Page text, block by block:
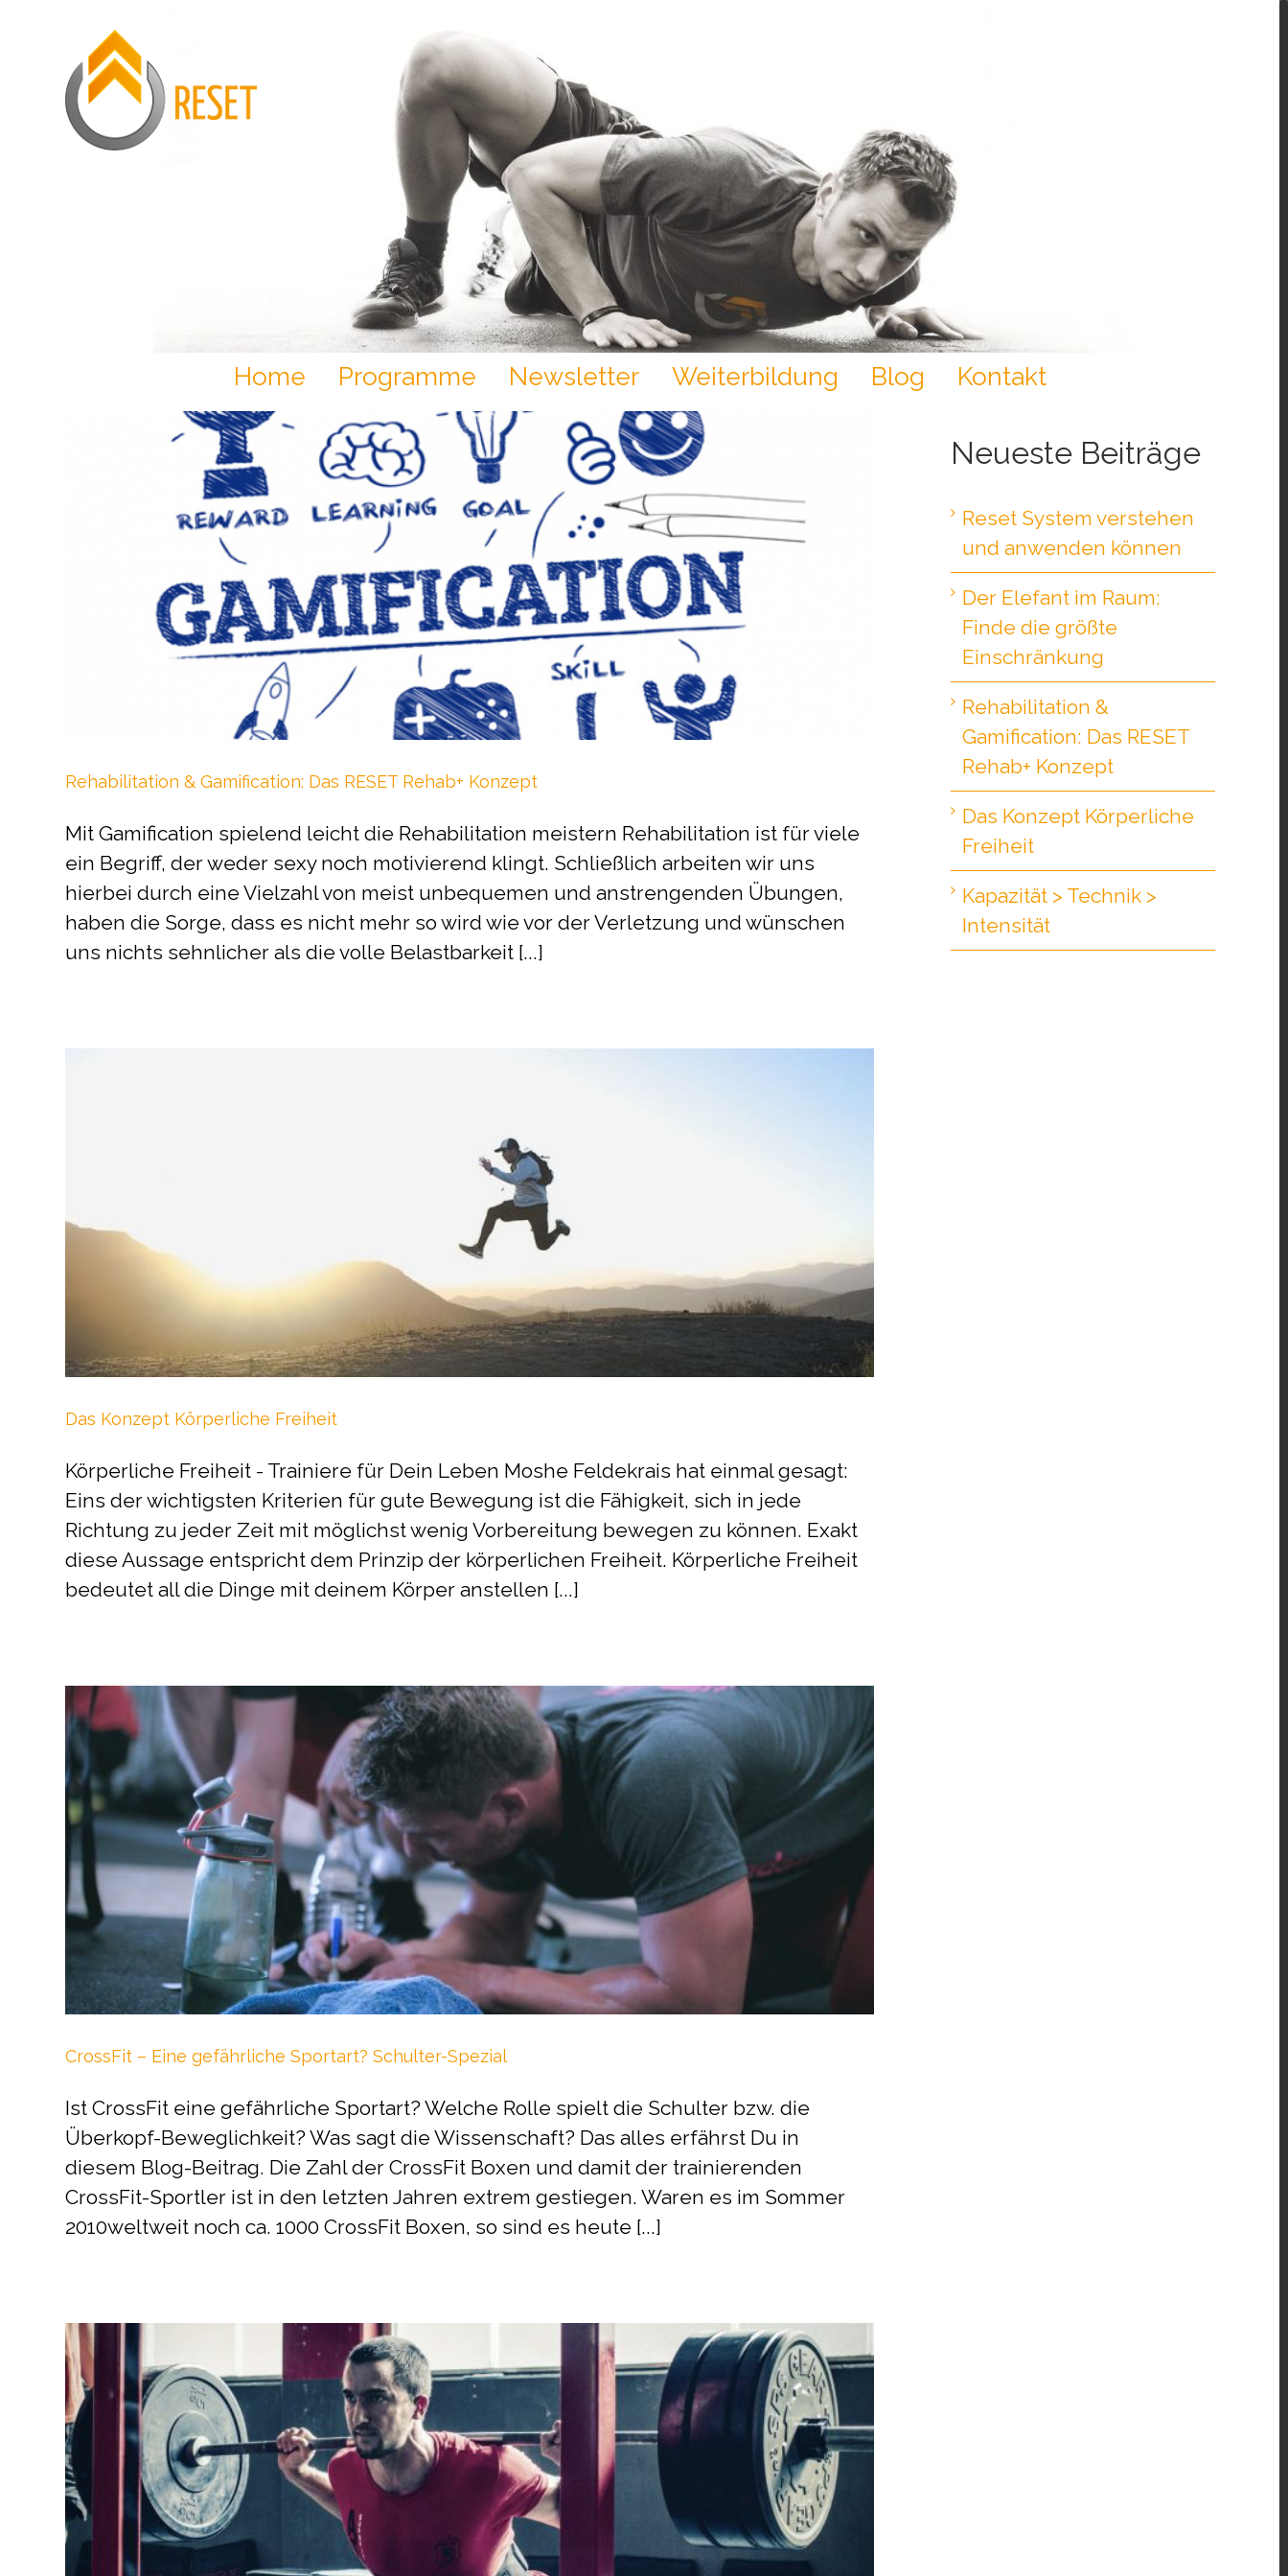
Home Programme Newsletter Weiterbildung Blog Kontakt
Rehabilitation & Gamification: Das RESET Rehab+ Konzept
Mit Gamification spielend leicht die Rehabilitation meistern Rehabilitation ist für viele
ein Begriff, der weder sexy noch motivierend klingt. Schließlich arbeiten wir uns
hierbei durch eine Vielzahl von meist unbequemen und anstrengenden Übungen,
haben die Sorge, dass es nicht mehr so wird wie vor der Verletzung und wünschen
uns nichts sehnlicher als die volle Belastbarkeit [...]
Das Konzept Körperliche Freiheit
Körperliche Freiheit - Trainiere für Dein Leben Moshe Feldekrais hat einmal gesagt:
Eins der wichtigsten Kriterien für gute Bewegung ist die Fähigkeit, sich in jede
Richtung zu jeder Zeit mit möglichst wenig Vorbereitung bewegen zu können. Exakt
diese Aussage entspricht dem Prinzip der körperlichen Freiheit. Körperliche Freiheit
bedeutet all die Dinge mit deinem Körper anstellen [...]
CrossFit – Eine gefährliche Sportart? Schulter-Spezial
Ist CrossFit eine gefährliche Sportart? Welche Rolle spielt die Schulter bzw. die
Überkopf-Beweglichkeit? Was sagt die Wissenschaft? Das alles erfährst Du in
diesem Blog-Beitrag. Die Zahl der CrossFit Boxen und damit der trainierenden
CrossFit-Sportler ist in den letzten Jahren extrem gestiegen. Waren es im Sommer
2010weltweit noch ca. 1000 CrossFit Boxen, so sind es heute [...]
Neueste Beiträge
Reset System verstehen
und anwenden können
Der Elefant im Raum:
Finde die größte
Einschränkung
Rehabilitation &
Gamification: Das RESET
Rehab+ Konzept
Das Konzept Körperliche
Freiheit
Kapazität > Technik >
Intensität